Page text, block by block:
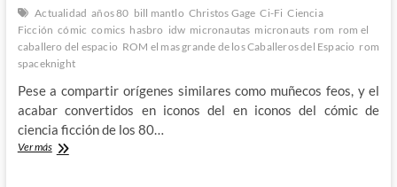
Actualidad años 80 bill mantlo Christos Gage Ci-Fi Ciencia
Ficción cómic comics hasbro idw micronautas micronauts rom rom el
caballero del espacio ROM el mas grande de los Caballeros del Espacio rom
spaceknight
Pese a compartir orígenes similares como muñecos feos, y el
acabar convertidos en iconos del en iconos del cómic de
ciencia ficción de los 80…
Ver másROM